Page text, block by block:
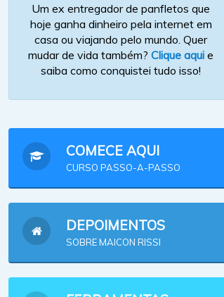
Um ex entregador de panfletos que
hoje ganha dinheiro pela internet em
casa ou viajando pelo mundo. Quer
mudar de vida também? Clique aqui e
saiba como conquistei tudo isso!
COMECE AQUI
CURSO PASSO-A-PASSO
DEPOIMENTOS
SOBRE MAICON RISSI